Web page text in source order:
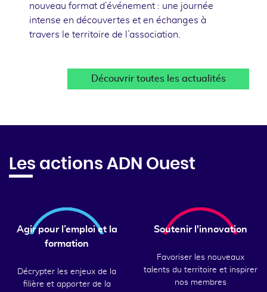
nouveau format d’événement : une journée
intense en découvertes et en échanges à
travers le territoire de l’association.
Découvrir toutes les actualités
Les actions ADN Ouest
Agir pour l’emploi et la
formation
Décrypter les enjeux de la
filière et apporter de la
Soutenir l'innovation
Favoriser les nouveaux
talents du territoire et inspirer
nos membres